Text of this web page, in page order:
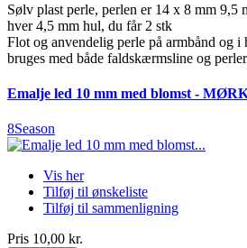
Sølv plast perle, perlen er 14 x 8 mm 9,5
hver 4,5 mm hul, du får 2 stk
Flot og anvendelig perle på armbånd og i
bruges med både faldskærmsline og
Emalje led 10 mm med blomst -
8Season
Vis her
Tilføj til ønskeliste
Tilføj til sammenligning
Pris 10,00 kr.